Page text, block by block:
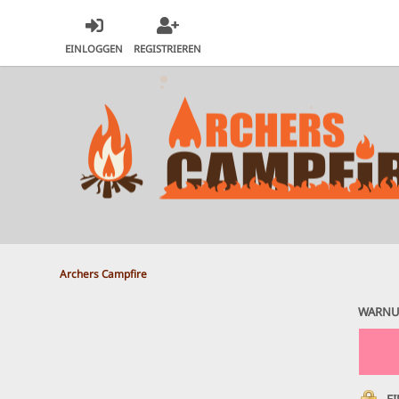
EINLOGGEN REGISTRIEREN
Archers Campfire